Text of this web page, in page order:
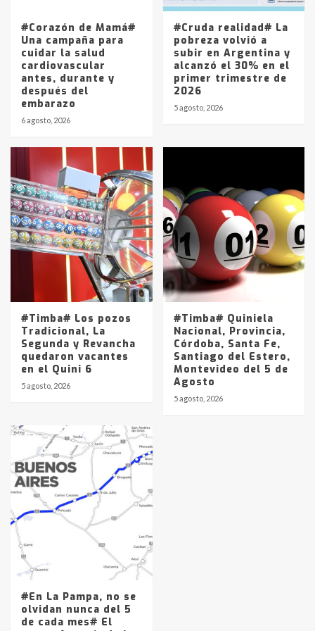
entre 857 a 1338 pesos
#Corazón de Mamá#
Una campaña para
cuidar la salud
cardiovascular
antes, durante y
después del
embarazo
6 agosto, 2026
#Cruda realidad# La
pobreza volvió a
subir en Argentina y
alcanzó el 30% en el
primer trimestre de
2026
5 agosto, 2026
#Timba# Los pozos
Tradicional, La
Segunda y Revancha
quedaron vacantes
en el Quini 6
5 agosto, 2026
#Timba# Quiniela
Nacional, Provincia,
Córdoba, Santa Fe,
Santiago del Estero,
Montevideo del 5 de
Agosto
5 agosto, 2026
#En La Pampa, no se
olvidan nunca del 5
de cada mes# El